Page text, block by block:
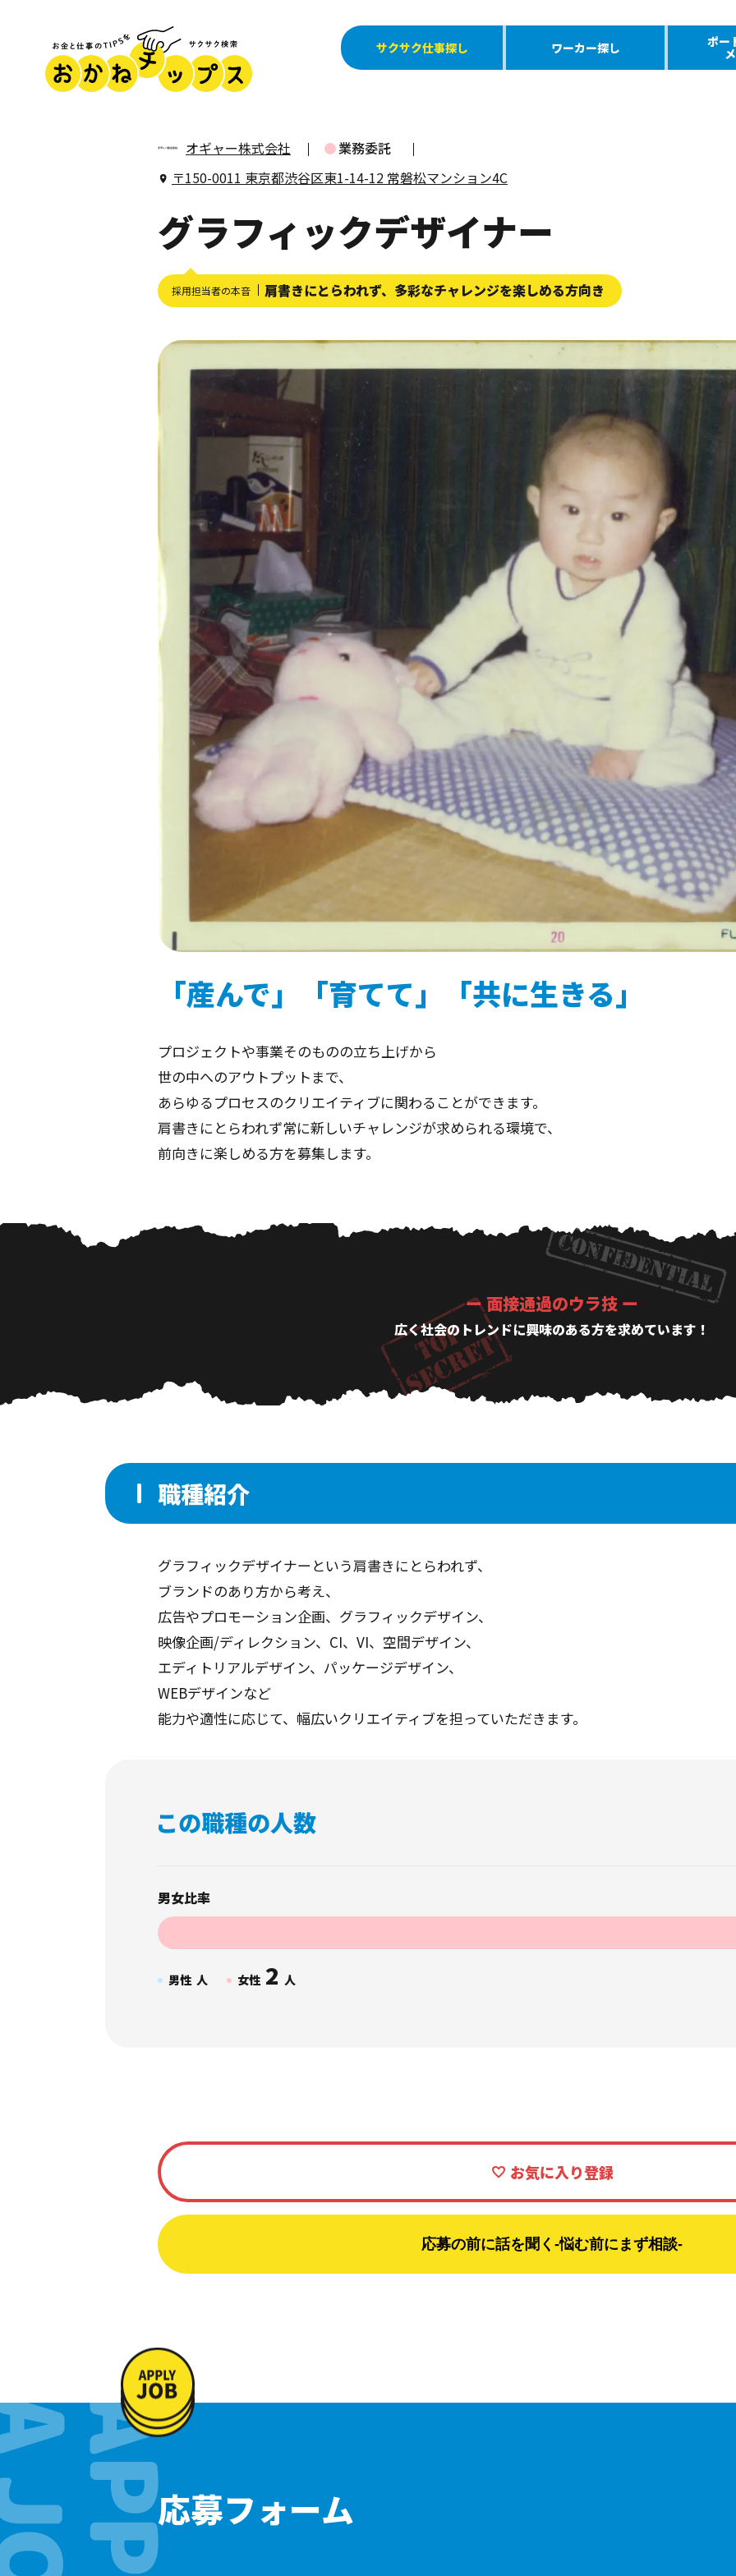
サクサク仕事探し ワーカー探し ポー
オギャー株式会社
業務委託
〒150-0011 東京都渋谷区東1-14-12 常磐松マンション4C
グラフィックデザイナー
採用担当者の本音 肩書きにとらわれず、多彩なチャレンジを楽しめる方向き
「産んで」「育てて」「共に生きる」
プロジェクトや事業そのものの立ち上げから
世の中へのアウトプットまで、
あらゆるプロセスのクリエイティブに関わることができます。
肩書きにとらわれず常に新しいチャレンジが求められる環境で、
前向きに楽しめる方を募集します。
ー 面接通過のウラ技 ー
広く社会のトレンドに興味のある方を求めています！
職種紹介
グラフィックデザイナーという肩書きにとらわれず、
ブランドのあり方から考え、
広告やプロモーション企画、グラフィックデザイン、
映像企画/ディレクション、CI、VI、空間デザイン、
エディトリアルデザイン、パッケージデザイン、
WEBデザインなど
能力や適性に応じて、幅広いクリエイティブを担っていただきます。
この職種の人数
男女比率
男性 人 女性2 人
応募の前に話を聞く-悩む前にまず相談-
応募フォーム